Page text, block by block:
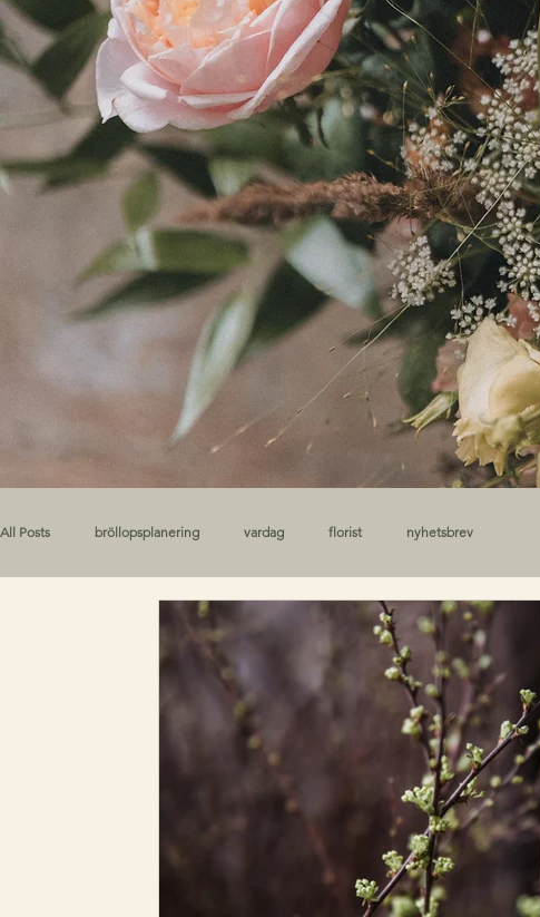
All Posts bröllopsplanering vardag florist nyhetsbrev